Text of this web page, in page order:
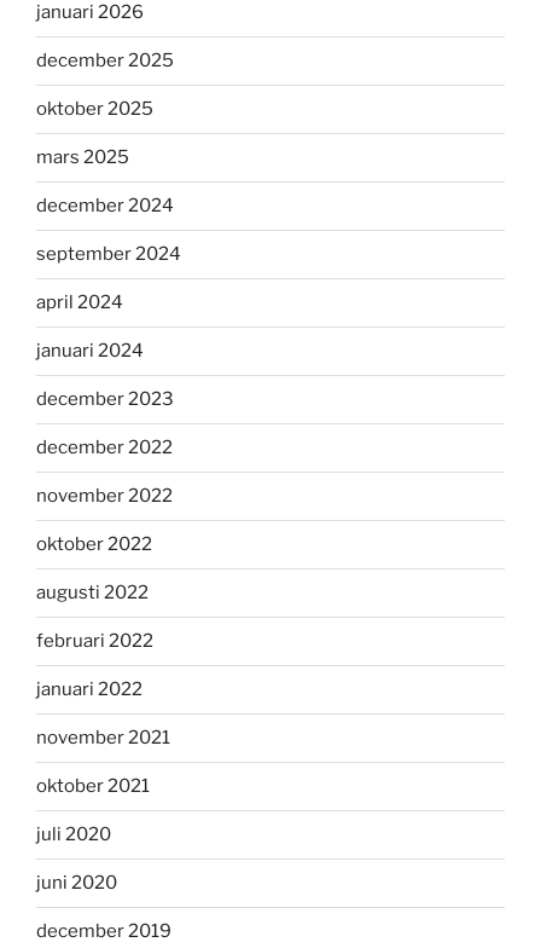
januari 2026
december 2025
oktober 2025
mars 2025
december 2024
september 2024
april 2024
januari 2024
december 2023
december 2022
november 2022
oktober 2022
augusti 2022
februari 2022
januari 2022
november 2021
oktober 2021
juli 2020
juni 2020
december 2019